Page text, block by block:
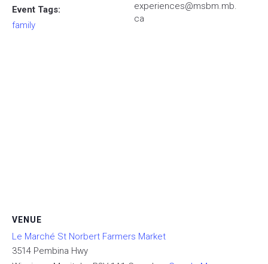
Event Tags:
family
experiences@msbm.mb.
ca
VENUE
Le Marché St Norbert Farmers Market
3514 Pembina Hwy